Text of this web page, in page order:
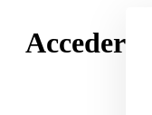
Acceder